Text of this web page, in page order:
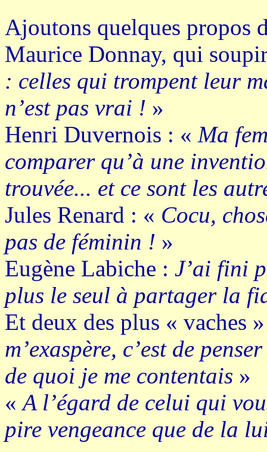
Ajoutons quelques propos
Maurice Donnay, qui
: celles qui trompent leur
n’est pas vrai ! »
Henri Duvernois : « Ma
comparer qu’à une
trouvée... et ce sont les
Jules Renard : « Cocu,
pas de féminin ! »
Eugène Labiche : J’ai fini
plus le seul à partager la
Et deux des plus « vaches
m’exaspère, c’est de
de quoi je me contentais »
«A l’égard de celui qui
pire vengeance que de la